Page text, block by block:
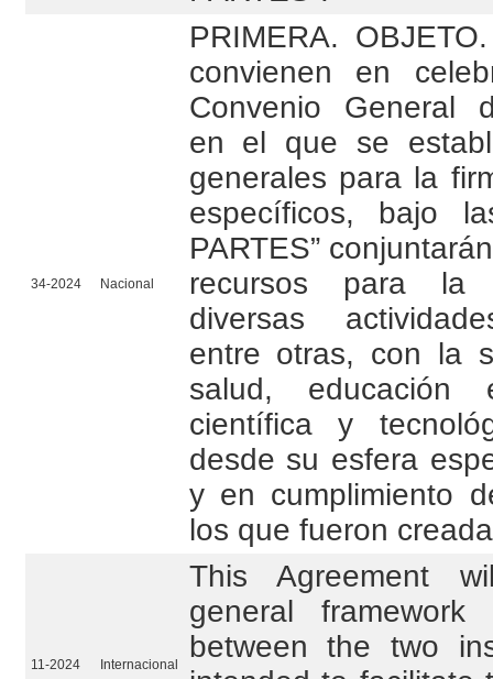
34-2024 Nacional
PRIMERA.
convienen en
Convenio General
en el que se
generales para la
específicos, bajo
PARTES”
recursos para la
diversas
entre otras, con la
salud, educación
científica y
desde su esfera
y en cumplimiento
los que fueron
11-2024 Internacional
This Agreement
general framework
between the two